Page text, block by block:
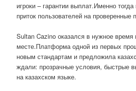
игроки – гарантии выплат.Именно
приток пользователей на
Sultan Cazino оказался в нужное
месте.Платформа одной из первых
новым стандартам и предложила
ждали: прозрачные условия, быстрые
на казахском языке.